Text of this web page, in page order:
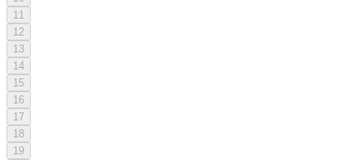
11
12
13
14
15
16
17
18
19